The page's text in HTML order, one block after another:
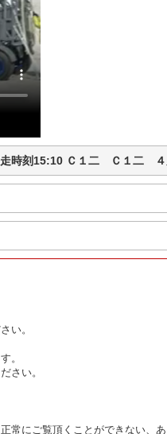
走時刻15:10 Ｃ１二 Ｃ１二
い。
。
さい。
常にご覧頂くことができない、